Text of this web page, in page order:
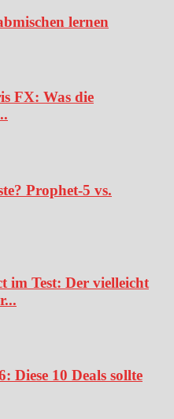
lernen
FX: Was die
Prophet-5 vs.
im Test: Der vielleicht
Diese 10 Deals sollte